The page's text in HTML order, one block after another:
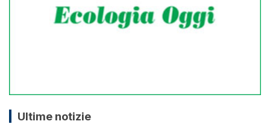
Ultime notizie